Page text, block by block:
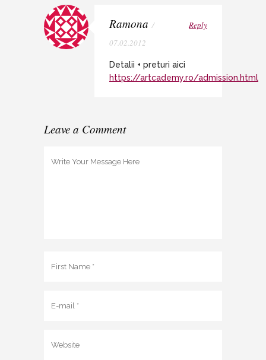
Ramona /
07.02.2012
Reply
Detalii + preturi aici
https://artcademy.ro/admission.html
Leave a Comment